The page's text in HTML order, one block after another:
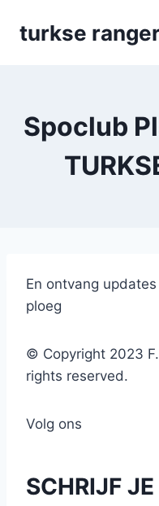
turkse
Spoclub
En ontvang
ploeg
© Copyright 2023
rights reserved.
Volg ons
SCHRIJF